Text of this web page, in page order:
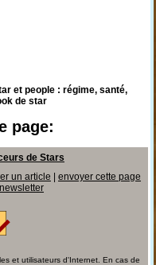
et people : régime, santé,
de star
page:
de Stars
un article
envoyer cette page
et utilisateurs d'Internet. En cas de